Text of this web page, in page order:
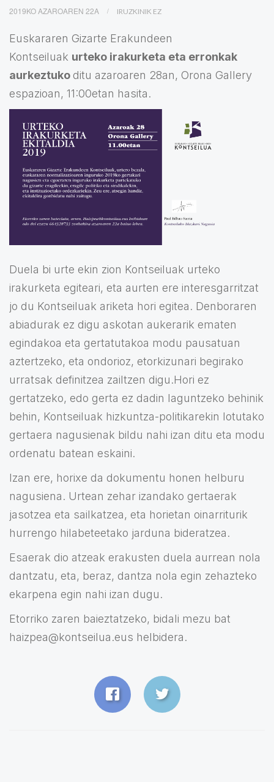
2019KO AZAROAREN 22A IRUZKINIK EZ
Euskararen Gizarte Erakundeen
Kontseiluak urteko irakurketa eta erronkak
aurkeztuko ditu azaroaren 28an, Orona Gallery
espazioan, 11:00etan hasita.
Duela bi urte ekin zion Kontseiluak urteko
irakurketa egiteari, eta aurten ere interesgarritzat
jo du Kontseiluak ariketa hori egitea. Denboraren
abiadurak ez digu askotan aukerarik ematen
egindakoa eta gertatutakoa modu pausatuan
aztertzeko, eta ondorioz, etorkizunari begirako
urratsak definitzea zailtzen digu.Hori ez
gertatzeko, edo gerta ez dadin laguntzeko behinik
behin, Kontseiluak hizkuntza-politikarekin lotutako
gertaera nagusienak bildu nahi izan ditu eta modu
ordenatu batean eskaini.
Izan ere, horixe da dokumentu honen helburu
nagusiena. Urtean zehar izandako gertaerak
jasotzea eta sailkatzea, eta horietan oinarriturik
hurrengo hilabeteetako jarduna bideratzea.
Esaerak dio atzeak erakusten duela aurrean nola
dantzatu, eta, beraz, dantza nola egin zehazteko
ekarpena egin nahi izan dugu.
Etorriko zaren baieztatzeko, bidali mezu bat
haizpea@kontseilua.eus helbidera.